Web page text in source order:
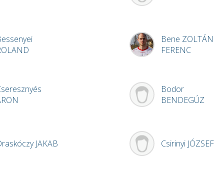
JAKAB
Bene ZOLTÁN
FERENC
Bodor
BENDEGÚZ
Csirinyi JÓZSEF